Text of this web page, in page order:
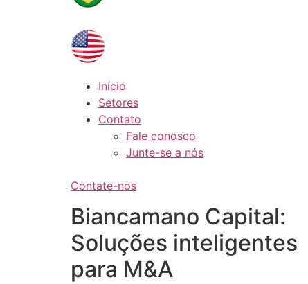
Início
Setores
Contato
Fale conosco
Junte-se a nós
Contate-nos
Biancamano Capital:
Soluções inteligentes
para M&A